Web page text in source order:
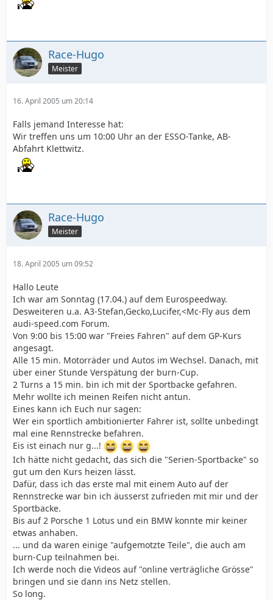
Race-Hugo
Meister
16. April 2005 um 20:14
Falls jemand Interesse hat:
Wir treffen uns um 10:00 Uhr an der ESSO-Tanke, AB-
Abfahrt Klettwitz.
Race-Hugo
Meister
18. April 2005 um 09:52
Hallo Leute
Ich war am Sonntag (17.04.) auf dem Eurospeedway.
Desweiteren u.a. A3-Stefan,Gecko,Lucifer,<Mc-Fly aus dem
audi-speed.com Forum.
Von 9:00 bis 15:00 war "Freies Fahren" auf dem GP-Kurs
angesagt.
Alle 15 min. Motorräder und Autos im Wechsel. Danach, mit
über einer Stunde Verspätung der burn-Cup.
2 Turns a 15 min. bin ich mit der Sportbacke gefahren.
Mehr wollte ich meinen Reifen nicht antun.
Eines kann ich Euch nur sagen:
Wer ein sportlich ambitionierter Fahrer ist, sollte unbedingt
mal eine Rennstrecke befahren.
Eis ist einach nur g...!
Ich hätte nicht gedacht, das sich die "Serien-Sportbacke" so
gut um den Kurs heizen lässt.
Dafür, dass ich das erste mal mit einem Auto auf der
Rennstrecke war bin ich äusserst zufrieden mit mir und der
Sportbacke.
Bis auf 2 Porsche 1 Lotus und ein BMW konnte mir keiner
etwas anhaben.
... und da waren einige "aufgemotzte Teile", die auch am
burn-Cup teilnahmen bei.
Ich werde noch die Videos auf "online verträgliche Grösse"
bringen und sie dann ins Netz stellen.
So long.